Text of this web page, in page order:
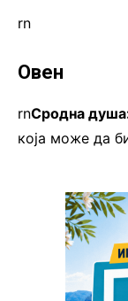
rn
Овен
rnСродна
која може да